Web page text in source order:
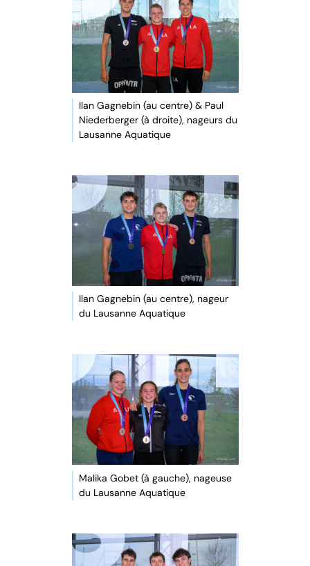
Ilan Gagnebin (au centre) & Paul
Niederberger (à droite), nageurs du
Lausanne Aquatique
Ilan Gagnebin (au centre), nageur
du Lausanne Aquatique
Malika Gobet (à gauche), nageuse
du Lausanne Aquatique